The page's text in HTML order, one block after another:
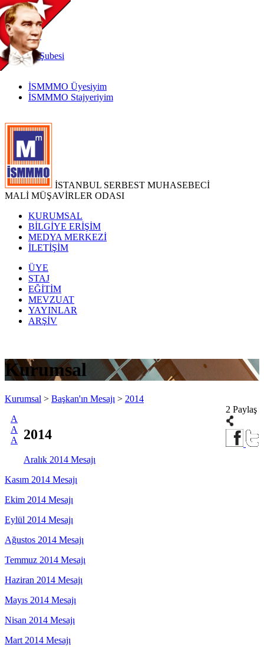
TR
|
EN
İnternetŞubesi
İSMMMO Üyesiyim
İSMMMO Stajyeriyim
İSTANBUL SERBEST MUHASEBECİ
MALİ MÜŞAVİRLER ODASI
KURUMSAL
BİLGİYE ERİŞİM
MEDYA MERKEZİ
İLETİŞİM
ÜYE
STAJ
EĞİTİM
MEVZUAT
YAYINLAR
ARŞİV
Kurumsal
Kurumsal > Başkan'ın Mesajı > 2014
A
A
A
2 Paylaş
2014
Aralık 2014 Mesajı
Kasım 2014 Mesajı
Ekim 2014 Mesajı
Eylül 2014 Mesajı
Ağustos 2014 Mesajı
Temmuz 2014 Mesajı
Haziran 2014 Mesajı
Mayıs 2014 Mesajı
Nisan 2014 Mesajı
Mart 2014 Mesajı